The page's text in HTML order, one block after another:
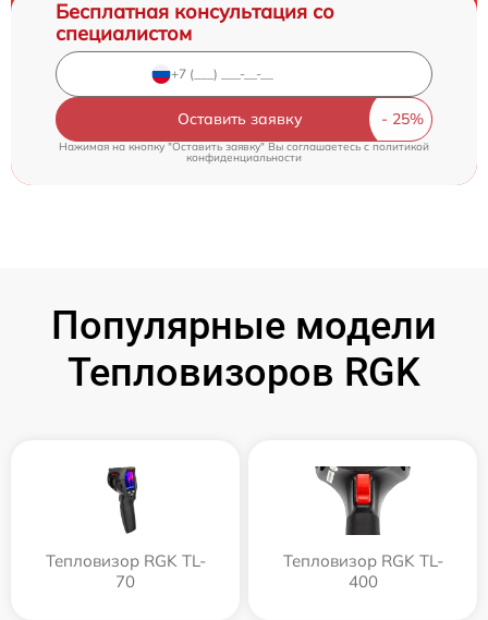
Бесплатная консультация со
специалистом
Оставить заявку
Нажимая на кнопку "Оставить заявку" Вы соглашаетесь cполитикой
конфиденциальности
Популярные модели
Тепловизоров RGK
Тепловизор RGK TL-
70
Тепловизор RGK TL-
400